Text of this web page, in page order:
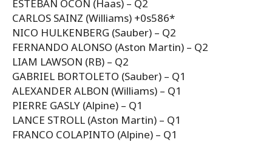
ESTEBAN OCON (Haas) – Q2
CARLOS SAINZ (Williams) +0s586*
NICO HULKENBERG (Sauber) – Q2
FERNANDO ALONSO (Aston Martin) – Q2
LIAM LAWSON (RB) – Q2
GABRIEL BORTOLETO (Sauber) – Q1
ALEXANDER ALBON (Williams) – Q1
PIERRE GASLY (Alpine) – Q1
LANCE STROLL (Aston Martin) – Q1
FRANCO COLAPINTO (Alpine) – Q1